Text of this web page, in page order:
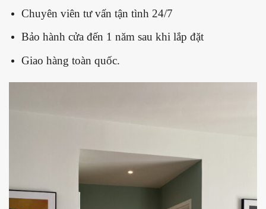
Chuyên viên tư vấn tận tình 24/7
Bảo hành cửa đến 1 năm sau khi lắp đặt
Giao hàng toàn quốc.